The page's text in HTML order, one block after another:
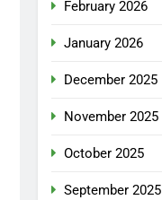
February 2026
January 2026
December 2025
November 2025
October 2025
September 2025